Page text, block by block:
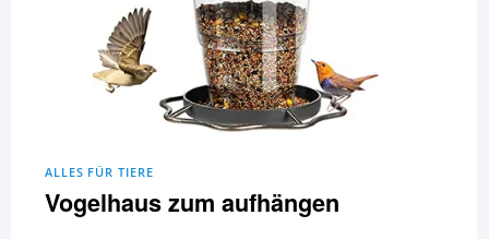
ALLES FÜR TIERE
Vogelhaus zum aufhängen